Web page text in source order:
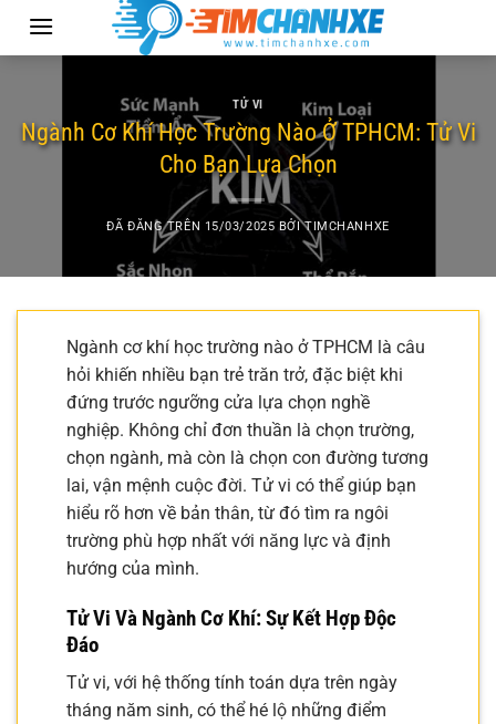
TỬ VI
Ngành Cơ Khí Học Trường Nào Ở TPHCM: Tử Vi
Cho Bạn Lựa Chọn
ĐÃ ĐĂNG TRÊN 15/03/2025 BỞITIMCHANHXE
Ngành cơ khí học trường nào ở TPHCM là câu
hỏi khiến nhiều bạn trẻ trăn trở, đặc biệt khi
đứng trước ngưỡng cửa lựa chọn nghề
nghiệp. Không chỉ đơn thuần là chọn trường,
chọn ngành, mà còn là chọn con đường tương
lai, vận mệnh cuộc đời. Tử vi có thể giúp bạn
hiểu rõ hơn về bản thân, từ đó tìm ra ngôi
trường phù hợp nhất với năng lực và định
hướng của mình.
Tử Vi Và Ngành Cơ Khí: Sự Kết Hợp Độc
Đáo
Tử vi, với hệ thống tính toán dựa trên ngày
tháng năm sinh, có thể hé lộ những điểm